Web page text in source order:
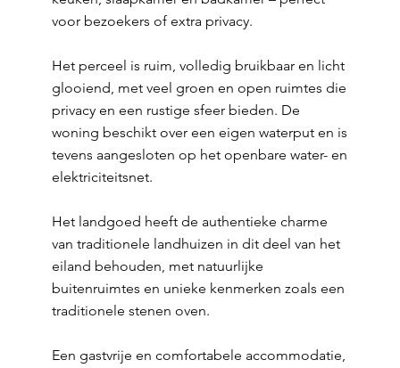
voor bezoekers of extra privacy.
Het perceel is ruim, volledig bruikbaar en licht
glooiend, met veel groen en open ruimtes die
privacy en een rustige sfeer bieden. De
woning beschikt over een eigen waterput en is
tevens aangesloten op het openbare water- en
elektriciteitsnet.
Het landgoed heeft de authentieke charme
van traditionele landhuizen in dit deel van het
eiland behouden, met natuurlijke
buitenruimtes en unieke kenmerken zoals een
traditionele stenen oven.
Een gastvrije en comfortabele accommodatie,